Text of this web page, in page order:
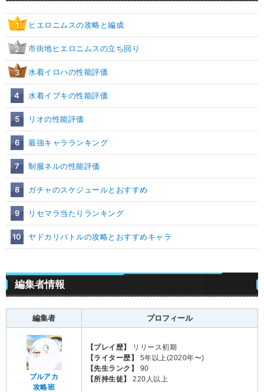
1 ヒエロニムスの攻略と編成
2 市街地ヒエロニムスの立ち回り
3 水着イロハの性能評価
4 水着イブキの性能評価
5 リオの性能評価
6 最強キャラランキング
7 制服ネルの性能評価
8 ガチャのスケジュールとおすすめ
9 リセマラ当たりランキング
10 ヤドカリバトルの攻略とおすすめキャラ
編集者情報
編集者 プロフィール
ブルアカ
攻略班
【プレイ歴】
リリース初期
【ライター歴】
5年以上(2020年〜)
【先生ランク】
90
【所持生徒】
220人以上